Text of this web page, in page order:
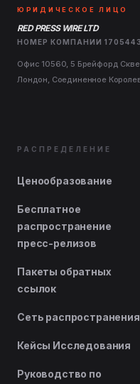
ЮРИДИЧЕСКОЕ ЛИЦО
RED PRESS WIRE LTD
НОМЕР КОМПАНИИ
Офис 10560, 5 Брейфорд
Лондон, Соединенное
РАСПРЕДЕЛЕНИЕ
Ценообразование
Бесплатное
распространение
пресс-релизов
Пакеты обратных
ссылок
Сеть распространения
Кейсы Исследования
Руководство по